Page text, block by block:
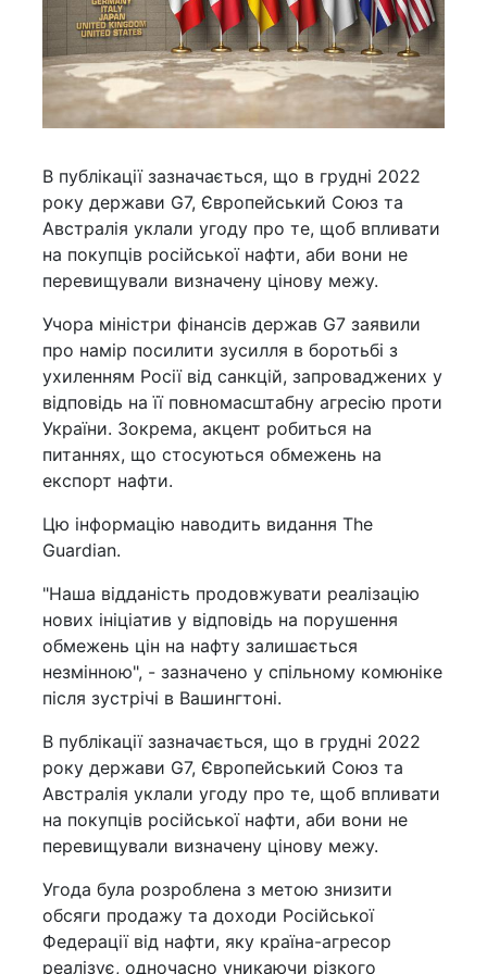
В публікації зазначається, що в грудні 2022
року держави G7, Європейський Союз та
Австралія уклали угоду про те, щоб впливати
на покупців російської нафти, аби вони не
перевищували визначену цінову межу.
Учора міністри фінансів держав G7 заявили
про намір посилити зусилля в боротьбі з
ухиленням Росії від санкцій, запроваджених у
відповідь на її повномасштабну агресію проти
України. Зокрема, акцент робиться на
питаннях, що стосуються обмежень на
експорт нафти.
Цю інформацію наводить видання The
Guardian.
"Наша відданість продовжувати реалізацію
нових ініціатив у відповідь на порушення
обмежень цін на нафту залишається
незмінною", - зазначено у спільному комюніке
після зустрічі в Вашингтоні.
В публікації зазначається, що в грудні 2022
року держави G7, Європейський Союз та
Австралія уклали угоду про те, щоб впливати
на покупців російської нафти, аби вони не
перевищували визначену цінову межу.
Угода була розроблена з метою знизити
обсяги продажу та доходи Російської
Федерації від нафти, яку країна-агресор
реалізує, одночасно уникаючи різкого